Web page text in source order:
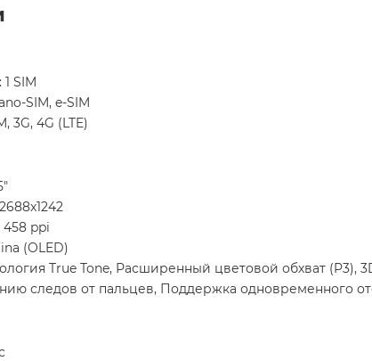
SIM
SIM, e-SIM
3G, 4G (LTE)
458 ppi
(OLED)
True Tone, Расширенный цветовой обхват (P3),
следов от пальцев, Поддержка одновременного